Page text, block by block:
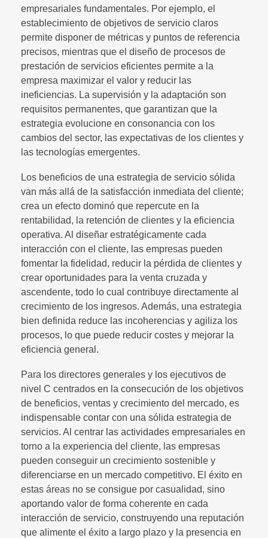
empresariales fundamentales. Por ejemplo, el
establecimiento de objetivos de servicio claros
permite disponer de métricas y puntos de referencia
precisos, mientras que el diseño de procesos de
prestación de servicios eficientes permite a la
empresa maximizar el valor y reducir las
ineficiencias. La supervisión y la adaptación son
requisitos permanentes, que garantizan que la
estrategia evolucione en consonancia con los
cambios del sector, las expectativas de los clientes y
las tecnologías emergentes.
Los beneficios de una estrategia de servicio sólida
van más allá de la satisfacción inmediata del cliente;
crea un efecto dominó que repercute en la
rentabilidad, la retención de clientes y la eficiencia
operativa. Al diseñar estratégicamente cada
interacción con el cliente, las empresas pueden
fomentar la fidelidad, reducir la pérdida de clientes y
crear oportunidades para la venta cruzada y
ascendente, todo lo cual contribuye directamente al
crecimiento de los ingresos. Además, una estrategia
bien definida reduce las incoherencias y agiliza los
procesos, lo que puede reducir costes y mejorar la
eficiencia general.
Para los directores generales y los ejecutivos de
nivel C centrados en la consecución de los objetivos
de beneficios, ventas y crecimiento del mercado, es
indispensable contar con una sólida estrategia de
servicios. Al centrar las actividades empresariales en
torno a la experiencia del cliente, las empresas
pueden conseguir un crecimiento sostenible y
diferenciarse en un mercado competitivo. El éxito en
estas áreas no se consigue por casualidad, sino
aportando valor de forma coherente en cada
interacción de servicio, construyendo una reputación
que alimente el éxito a largo plazo y la presencia en